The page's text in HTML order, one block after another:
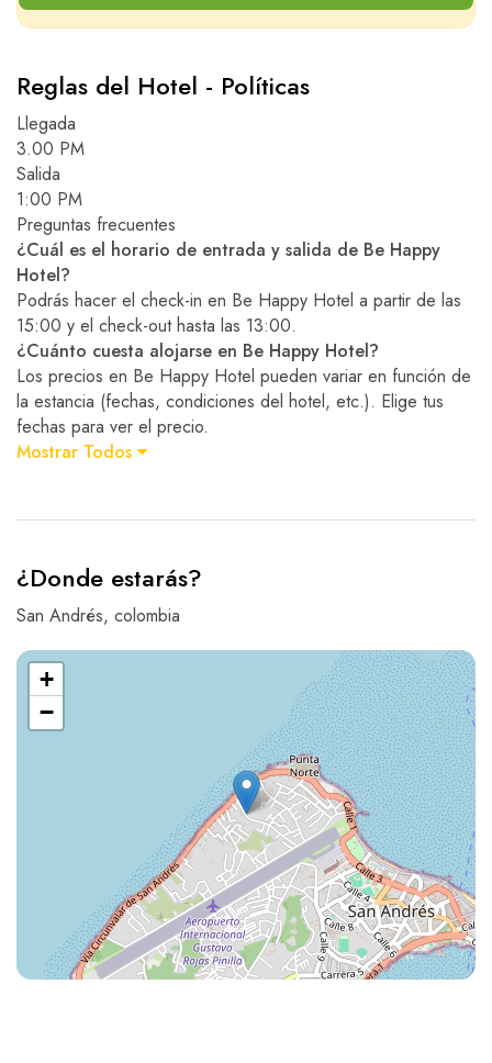
Reglas del Hotel - Políticas
Llegada
3.00 PM
Salida
1:00 PM
Preguntas frecuentes
¿Cuál es el horario de entrada y salida de Be Happy
Hotel?
Podrás hacer el check-in en Be Happy Hotel a partir de las
15:00 y el check-out hasta las 13:00.
¿Cuánto cuesta alojarse en Be Happy Hotel?
Los precios en Be Happy Hotel pueden variar en función de
la estancia (fechas, condiciones del hotel, etc.). Elige tus
fechas para ver el precio.
Mostrar Todos
¿Donde estarás?
San Andrés, colombia
+
−